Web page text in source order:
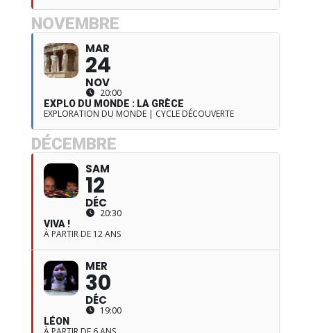
NOVEMBRE
MAR
24
NOV
20:00
EXPLO DU MONDE : LA GRÈCE
EXPLORATION DU MONDE | CYCLE DÉCOUVERTE
DÉCEMBRE
SAM
12
DÉC
20:30
VIVA !
À PARTIR DE 12 ANS
MER
30
DÉC
19:00
LÉON